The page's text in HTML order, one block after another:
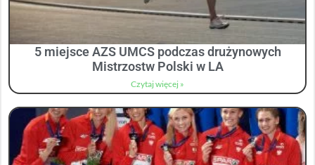
5 miejsce AZS UMCS podczas drużynowych
Mistrzostw Polski w LA
Czytaj więcej »